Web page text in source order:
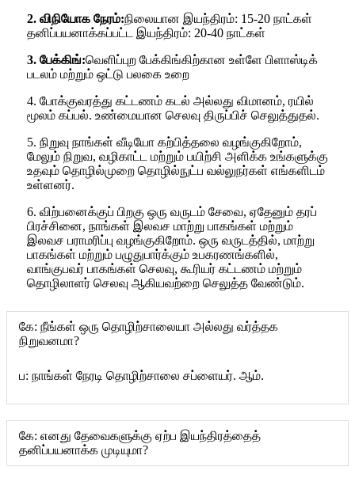
2. விநியோக நேரம்:நிலையான இயந்திரம்: 15-20 நாட்கள்
தனிப்பயனாக்கப்பட்ட இயந்திரம்: 20-40 நாட்கள்
3. பேக்கிங்:வெளிப்புற பேக்கிங்கிற்கான உள்ளே பிளாஸ்டிக்
படலம் மற்றும் ஒட்டு பலகை உறை
4. போக்குவரத்து கட்டணம் கடல் அல்லது விமானம், ரயில்
மூலம் கப்பல். உண்மையான செலவு திருப்பிச் செலுத்துதல்.
5. நிறுவு நாங்கள் வீடியோ கற்பித்தலை வழங்குகிறோம்,
மேலும் நிறுவ, வழிகாட்ட மற்றும் பயிற்சி அளிக்க உங்களுக்கு
உதவும் தொழில்முறை தொழில்நுட்ப வல்லுநர்கள் எங்களிடம்
உள்ளனர்.
6. விற்பனைக்குப் பிறகு ஒரு வருடம் சேவை, ஏதேனும் தரப்
பிரச்சினை, நாங்கள் இலவச மாற்று பாகங்கள் மற்றும்
இலவச பராமரிப்பு வழங்குகிறோம். ஒரு வருடத்தில், மாற்று
பாகங்கள் மற்றும் பழுதுபார்க்கும் உபகரணங்களில்,
வாங்குபவர் பாகங்கள் செலவு, கூரியர் கட்டணம் மற்றும்
தொழிலாளர் செலவு ஆகியவற்றை செலுத்த வேண்டும்.
கே: நீங்கள் ஒரு தொழிற்சாலையா அல்லது வர்த்தக
நிறுவனமா?
ப: நாங்கள் நேரடி தொழிற்சாலை சப்ளையர். ஆம்.
கே: எனது தேவைகளுக்கு ஏற்ப இயந்திரத்தைத்
தனிப்பயனாக்க முடியுமா?